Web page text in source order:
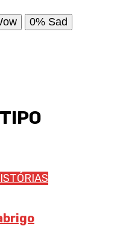
0% Sad